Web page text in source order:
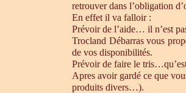
retrouver dans l’obligation
En effet il va falloir :
Prévoir de l’aide… il n’est
Trocland Débarras vous
de vos disponibilités.
Prévoir de faire le
Apres avoir gardé ce que
produits divers…).